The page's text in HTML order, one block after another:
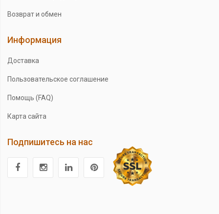
Возврат и обмен
Информация
Доставка
Пользовательское соглашение
Помощь (FAQ)
Карта сайта
Подпишитесь на нас